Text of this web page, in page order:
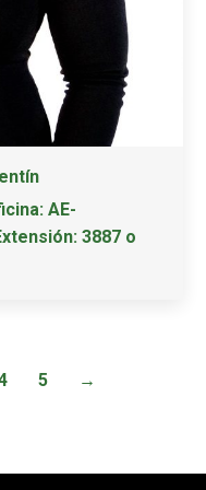
AE-
3887 o
5 →